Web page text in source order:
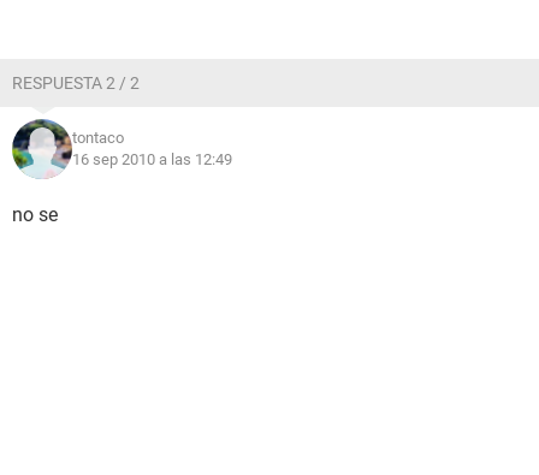
RESPUESTA 2 / 2
tontaco
16 sep 2010 a las 12:49
no se